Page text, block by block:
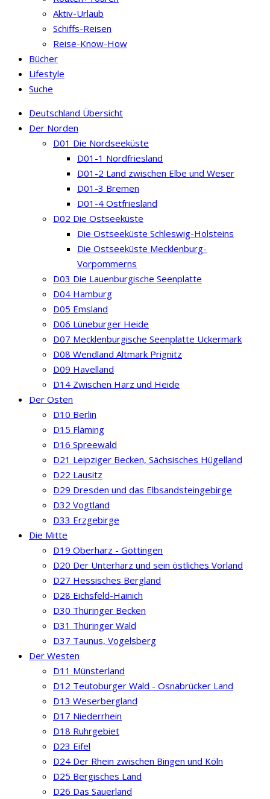
Aktiv-Urlaub
Schiffs-Reisen
Reise-Know-How
Bücher
Lifestyle
Suche
Deutschland Übersicht
Der Norden
D01 Die Nordseeküste
D01-1 Nordfriesland
D01-2 Land zwischen Elbe und Weser
D01-3 Bremen
D01-4 Ostfriesland
D02 Die Ostseeküste
Die Ostseeküste Schleswig-Holsteins
Die Ostseeküste Mecklenburg-
Vorpommerns
D03 Die Lauenburgische Seenplatte
D04 Hamburg
D05 Emsland
D06 Lüneburger Heide
D07 Mecklenburgische Seenplatte Uckermark
D08 Wendland Altmark Prignitz
D09 Havelland
D14 Zwischen Harz und Heide
Der Osten
D10 Berlin
D15 Fläming
D16 Spreewald
D21 Leipziger Becken, Sächsisches Hügelland
D22 Lausitz
D29 Dresden und das Elbsandsteingebirge
D32 Vogtland
D33 Erzgebirge
Die Mitte
D19 Oberharz - Göttingen
D20 Der Unterharz und sein östliches Vorland
D27 Hessisches Bergland
D28 Eichsfeld-Hainich
D30 Thüringer Becken
D31 Thüringer Wald
D37 Taunus, Vogelsberg
Der Westen
D11 Münsterland
D12 Teutoburger Wald - Osnabrücker Land
D13 Weserbergland
D17 Niederrhein
D18 Ruhrgebiet
D23 Eifel
D24 Der Rhein zwischen Bingen und Köln
D25 Bergisches Land
D26 Das Sauerland